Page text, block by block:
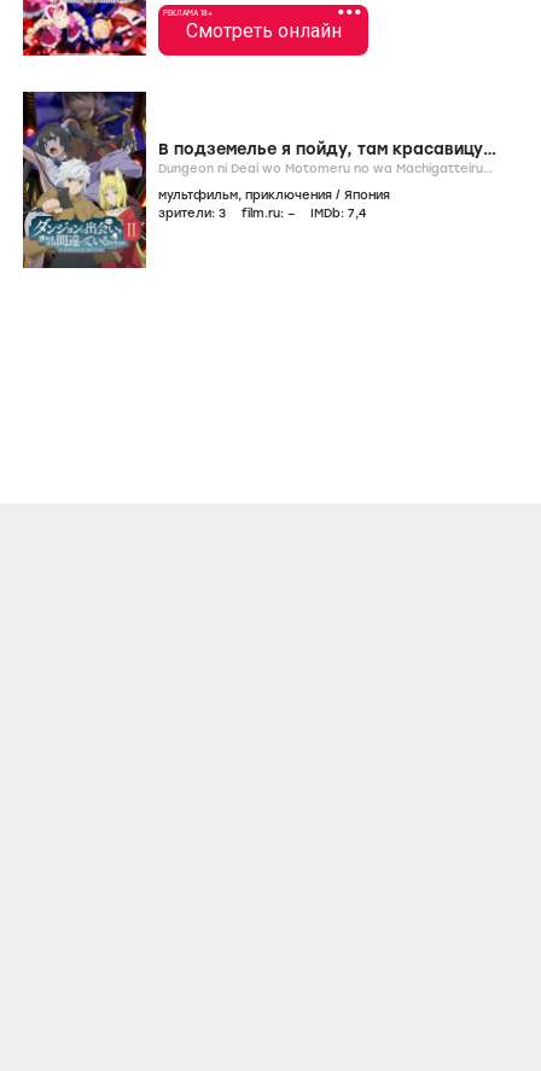
•••
РЕКЛАМА 18+
Смотреть онлайн
В подземелье я пойду, там красавицу
найду
Dungeon ni Deai wo Motomeru no wa Machigatteiru
мультфильм, приключения / Япония
зрители: 3 film.ru: – IMDb: 7,4